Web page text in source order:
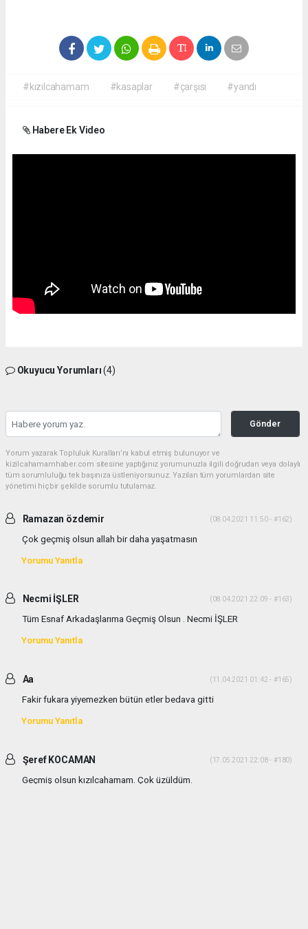
#kızılcahamam #kasaplar #çarşısı #yandı
Habere Ek Video
Okuyucu Yorumları(4)
Gönder
Yorum yazarak Topluluk Kuralları’nı kabul etmiş bulunuyor ve
kizilcahamamhaber.com sitesine yaptığınız yorumunuzla ilgili doğrudan veya dolaylı
tüm sorumluluğu tek başınıza üstleniyorsunuz. Yazılan tüm yorumlardan site
yönetimi hiçbir şekilde sorumlu tutulamaz.
Ramazan özdemir (08.04.2021 11:50 - #162)
Çok geçmiş olsun allah bir daha yaşatmasın
Yorumu Yanıtla
Necmi İŞLER (08.04.2021 22:09 - #163)
Tüm Esnaf Arkadaşlarıma Geçmiş Olsun . Necmi İŞLER
Yorumu Yanıtla
Aa (11.04.2021 01:42 - #165)
Fakir fukara yiyemezken bütün etler bedava gitti
Yorumu Yanıtla
Şeref KOCAMAN (17.05.2021 22:08 - #180)
Geçmiş olsun kızılcahamam. Çok üzüldüm.